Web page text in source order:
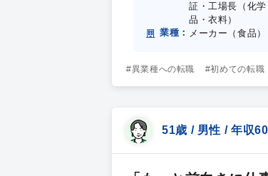
証・工場長（化
品・衣料）
業種： メーカー（食品）
#異業種への転職 #初めての転職
51歳 / 男性 / 年収